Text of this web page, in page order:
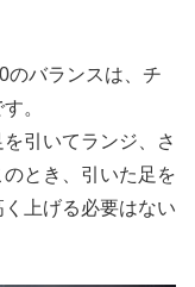
のバランスは、チ
。
引いてランジ、さ
とき、引いた足を
上げる必要はない